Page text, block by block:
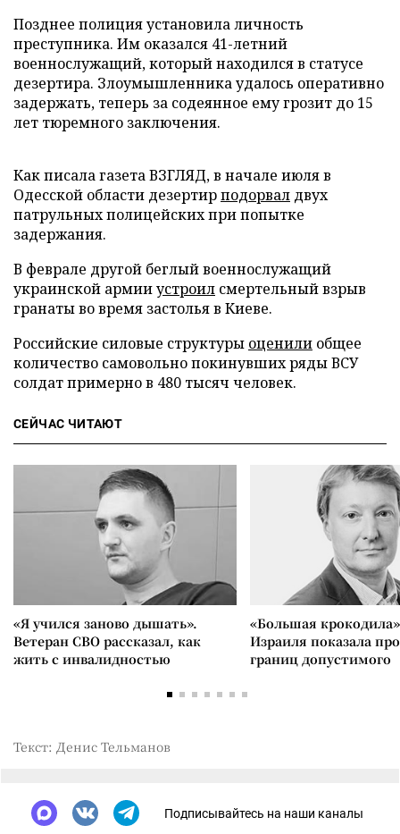
Позднее полиция установила личность
преступника. Им оказался 41-летний
военнослужащий, который находился в статусе
дезертира. Злоумышленника удалось оперативно
задержать, теперь за содеянное ему грозит до 15
лет тюремного заключения.
Как писала газета ВЗГЛЯД, в начале июля в
Одесской области дезертирподорвал двух
патрульных полицейских при попытке
задержания.
В феврале другой беглый военнослужащий
украинской армииустроил смертельный взрыв
гранаты во время застолья в Киеве.
Российские силовые структуры оценили общее
количество самовольно покинувших ряды ВСУ
солдат примерно в 480 тысяч человек.
СЕЙЧАС ЧИТАЮТ
«Я учился заново дышать».
Ветеран СВО рассказал, как
жить с инвалидностью
«Большая
Израиля показала
границ допустимого
Текст: Денис Тельманов
Подписывайтесь на наши каналы